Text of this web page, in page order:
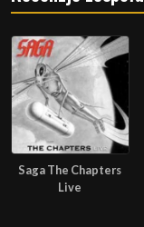
Saga The Chapters
Live